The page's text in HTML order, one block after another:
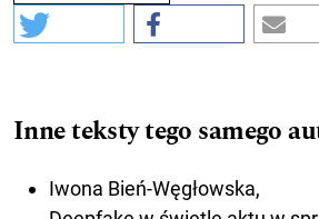
Inne teksty tego samego
Iwona Bień-Węgłowska,